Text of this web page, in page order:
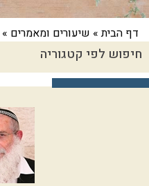
דף הבית» שיעורים ומאמרים »
חיפוש לפי קטגוריה